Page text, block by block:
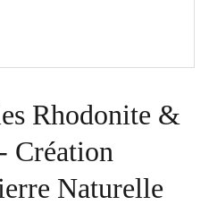
Rhodonite &
Création
Naturelle